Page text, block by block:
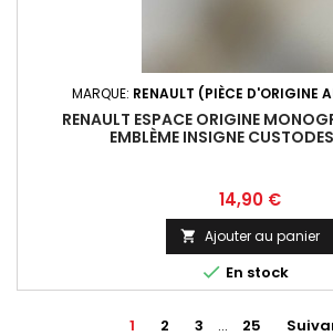
MARQUE: RENAULT (PIÈCE D'ORIGINE
RENAULT ESPACE ORIGINE
EMBLÈME INSIGNE
Prix
14,90 €
 Ajouter au panier
 En stock
1 2 3 … 25